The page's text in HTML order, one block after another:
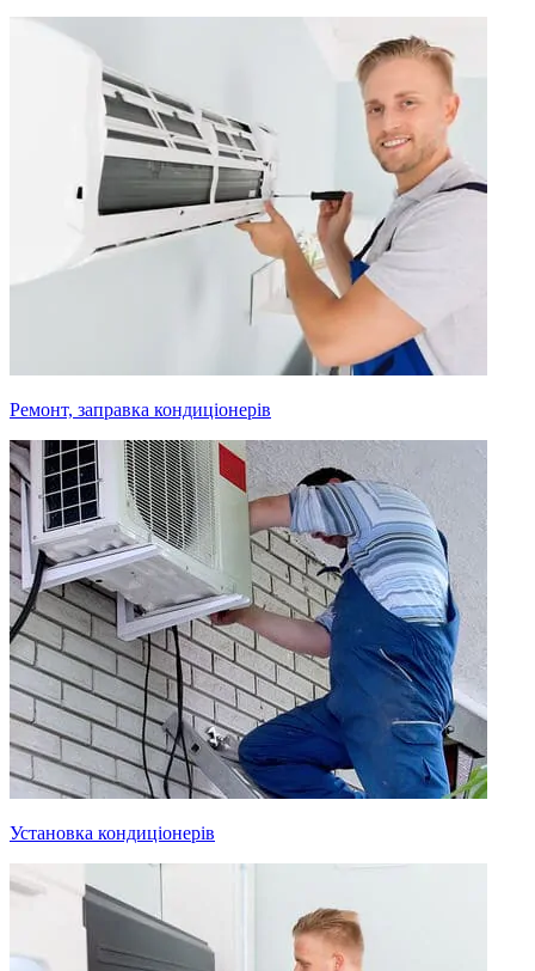
Ремонт, заправка кондиціонерів
Установка кондиціонерів